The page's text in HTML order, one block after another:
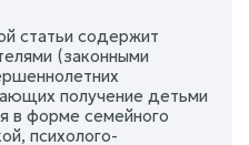
статьи содержит
(законными
получение детьми
в форме семейного
психолого-